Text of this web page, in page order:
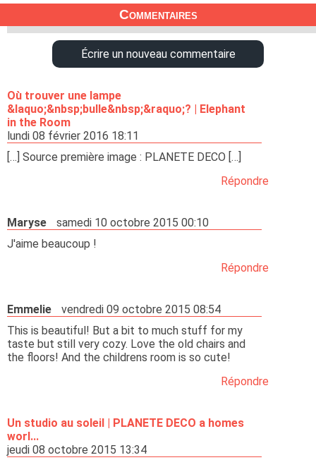
Commentaires
Écrire un nouveau commentaire
Où trouver une lampe
&laquo;&nbsp;bulle&nbsp;&raquo;? | Elephant
in the Room
lundi 08 février 2016 18:11
[…] Source première image : PLANETE DECO […]
Répondre
Maryse
samedi 10 octobre 2015 00:10
J'aime beaucoup !
Répondre
Emmelie
vendredi 09 octobre 2015 08:54
This is beautiful! But a bit to much stuff for my
taste but still very cozy. Love the old chairs and
the floors! And the childrens room is so cute!
Répondre
Un studio au soleil | PLANETE DECO a homes
worl...
jeudi 08 octobre 2015 13:34